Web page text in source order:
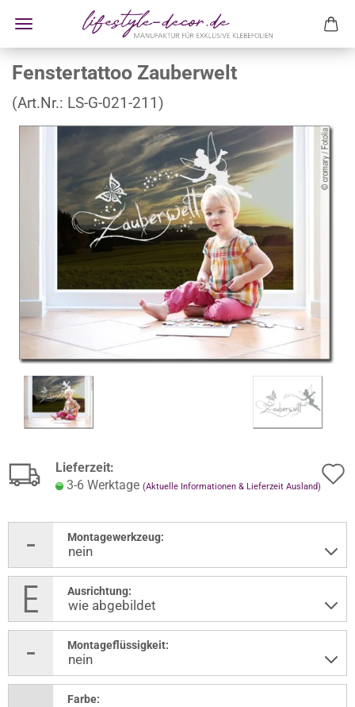
Fenstertattoo Zauberwelt
(Art.Nr.: LS-G-021-211)
Lieferzeit:
3-6 Werktage (Aktuelle Informationen & Lieferzeit Ausland)
Montagewerkzeug:
Ausrichtung:
Montageflüssigkeit:
Farbe: